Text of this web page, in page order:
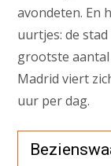
avondeten. En
uurtjes: de
grootste
Madrid viert
uur per dag.